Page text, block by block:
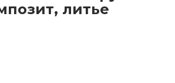
литье